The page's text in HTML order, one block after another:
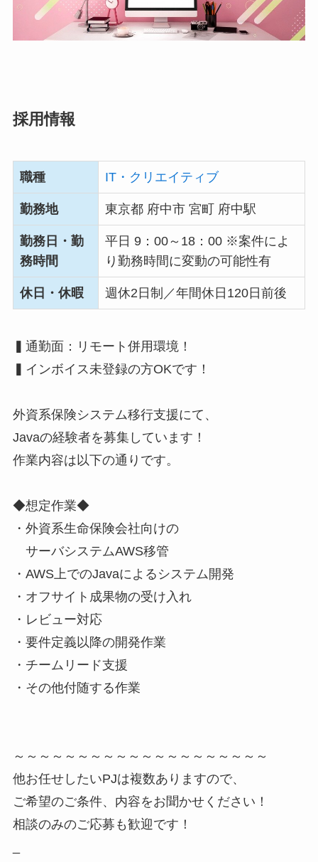
採用情報
職種 IT・クリエイティブ
勤務地 東京都 府中市 宮町 府中駅
勤務日・勤
務時間
平日 9：00～18：00 ※案件によ
り勤務時間に変動の可能性有
休日・休暇 週休2日制／年間休日120日前後
▍通勤面：リモート併用環境！
▍インボイス未登録の方OKです！
外資系保険システム移行支援にて、
Javaの経験者を募集しています！
作業内容は以下の通りです。
◆想定作業◆
・外資系生命保険会社向けの
サーバシステムAWS移管
・AWS上でのJavaによるシステム開発
・オフサイト成果物の受け入れ
・レビュー対応
・要件定義以降の開発作業
・チームリード支援
・その他付随する作業
～～～～～～～～～～～～～～～～～～～～
他お任せしたいPJは複数ありますので、
ご希望のご条件、内容をお聞かせください！
相談のみのご応募も歓迎です！